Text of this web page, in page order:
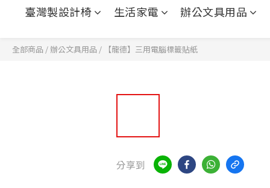
臺灣製設計椅
生活家電 辦公文具用品
全部商品 /辦公文具用品 / 【龍德】三用電腦標籤貼紙
分享到